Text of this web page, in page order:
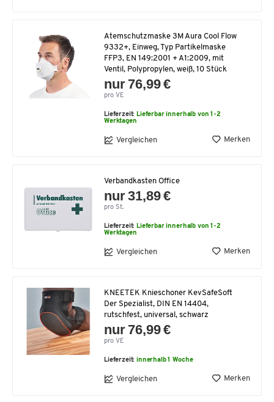
Atemschutzmaske 3M Aura Cool Flow
9332+, Einweg, Typ Partikelmaske
FFP3, EN 149:2001 + A1:2009, mit
Ventil, Polypropylen, weiß, 10 Stück
nur 76,99 €
pro VE
Lieferzeit:Lieferbar innerhalb von 1-2
Werktagen
Vergleichen Merken
Verbandkasten Office
nur 31,89 €
pro St.
Lieferzeit:Lieferbar innerhalb von 1-2
Werktagen
Vergleichen Merken
KNEETEK Knieschoner KevSafeSoft
Der Spezialist, DIN EN 14404,
rutschfest, universal, schwarz
nur 76,99 €
pro VE
Lieferzeit:innerhalb 1 Woche
Vergleichen Merken